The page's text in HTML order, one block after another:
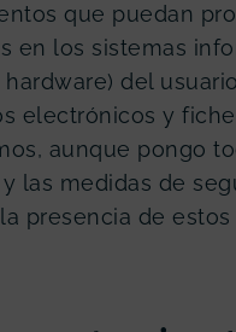
que puedan
en los sistemas
del
electrónicos y
aunque pongo
las medidas de
presencia de